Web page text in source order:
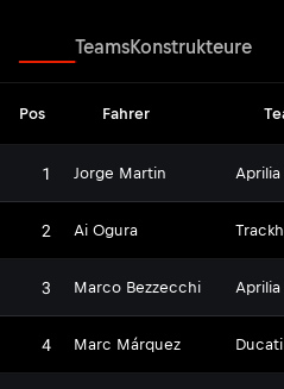
TeamsKonstrukteure
Pos Fahrer
1 Jorge Martin Aprilia
2 Ai Ogura
3 Marco Bezzecchi Aprilia
4 Marc Márquez